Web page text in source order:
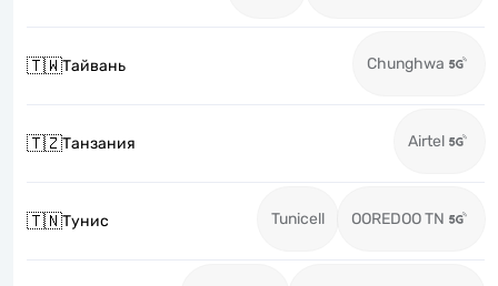
🇹🇼Тайвань Chunghwa
🇹🇿Танзания Airtel
🇹🇳Тунис Tunicell OOREDOO TN